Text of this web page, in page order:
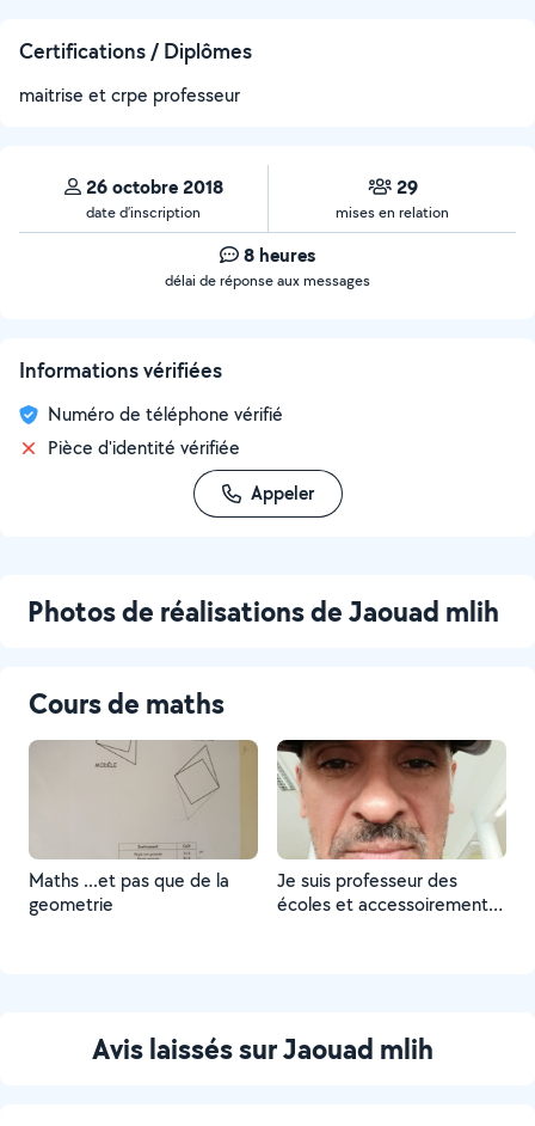
Certifications / Diplômes
maitrise et crpe professeur
26 octobre 2018
date d’inscription
29
mises en relation
8 heures
délai de réponse aux messages
Informations vérifiées
Numéro de téléphone vérifié
Pièce d'identité vérifiée
Appeler
Photos de réalisations de Jaouad mlih
Cours de maths
Maths ...et pas que de la
geometrie
Je suis professeur des
écoles et accessoirement
Avis laissés sur Jaouad mlih